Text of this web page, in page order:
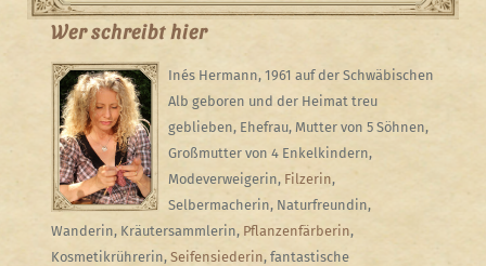
Wer schreibt hier
Inés Hermann, 1961 auf der Schwäbischen
Alb geboren und der Heimat treu
geblieben, Ehefrau, Mutter von 5 Söhnen,
Großmutter von 4 Enkelkindern,
Modeverweigerin, Filzerin,
Selbermacherin, Naturfreundin,
Wanderin, Kräutersammlerin, Pflanzenfärberin,
Kosmetikrührerin, Seifensiederin, fantastische